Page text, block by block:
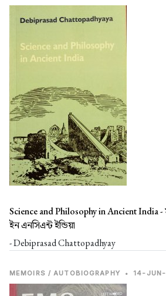
Science and Philosophy in Ancient India -
ইন এনসিএন্ট ইন্ডিয়া
- Debiprasad Chattopadhyay
MEMOIRS / AUTOBIOGRAPHY • 14-